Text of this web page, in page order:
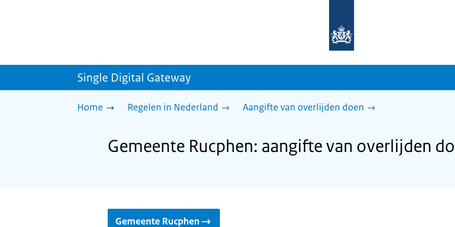
homepage
sdg.rijksoverheid.nl
Single Digital Gateway
Home Regelen in Nederland Aangifte van overlijden doen
Gemeente Rucphen: aangifte van overlijden
Gemeente Rucphen